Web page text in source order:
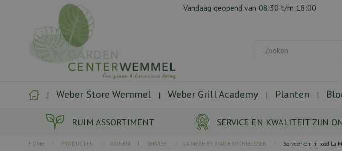
RUIM ASSORTIMENT SERVICE EN KWALITEIT ZIJN
HOME PRODUCTEN WONEN SERVIES LA MÈRE BY MARIE MICHIELSSEN Serveerkom m rood La
Vandaag geopend van 08:30 t/m 18:00
Weber Store Wemmel Weber Grill Academy Planten